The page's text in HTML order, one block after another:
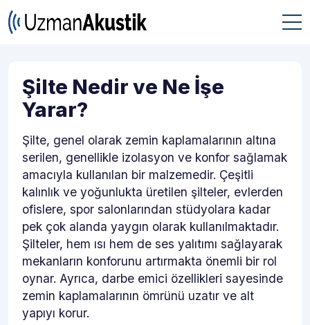
Şilte Nedir ve Ne İşe
Yarar?
Şilte, genel olarak zemin kaplamalarının altına
serilen, genellikle izolasyon ve konfor sağlamak
amacıyla kullanılan bir malzemedir. Çeşitli
kalınlık ve yoğunlukta üretilen şilteler, evlerden
ofislere, spor salonlarından stüdyolara kadar
pek çok alanda yaygın olarak kullanılmaktadır.
Şilteler, hem ısı hem de ses yalıtımı sağlayarak
mekanların konforunu artırmakta önemli bir rol
oynar. Ayrıca, darbe emici özellikleri sayesinde
zemin kaplamalarının ömrünü uzatır ve alt
yapıyı korur.